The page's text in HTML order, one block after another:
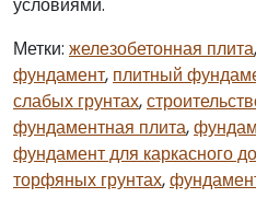
Метки: железобетонная плита,
фундамент, плитный
слабых грунтах,
фундаментная плита,
фундамент для каркасного
торфяных грунтах,